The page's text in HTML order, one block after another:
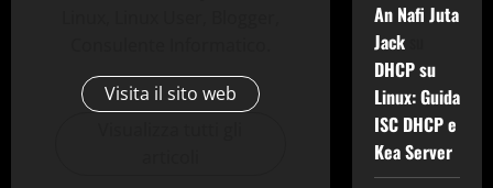
Visita il sito web
An Nafi Juta
Jacksu
DHCP su
Linux: Guida
ISC DHCP e
Kea Server